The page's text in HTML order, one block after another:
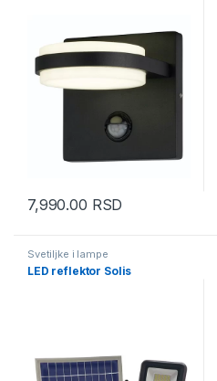
7,990.00 RSD
Svetiljke i lampe
LED reflektor Solis